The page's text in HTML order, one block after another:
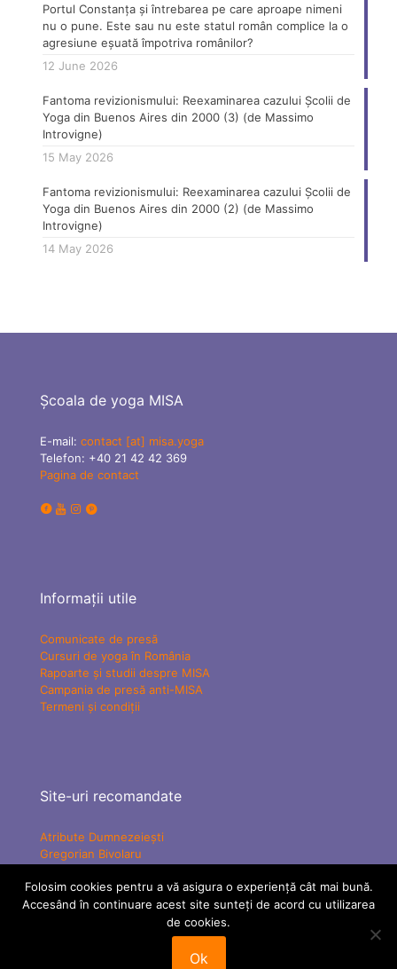
Portul Constanța și întrebarea pe care aproape nimeni
nu o pune. Este sau nu este statul român complice la o
agresiune eșuată împotriva românilor?
12 June 2026
Fantoma revizionismului: Reexaminarea cazului Școlii de
Yoga din Buenos Aires din 2000 (3) (de Massimo
Introvigne)
15 May 2026
Fantoma revizionismului: Reexaminarea cazului Școlii de
Yoga din Buenos Aires din 2000 (2) (de Massimo
Introvigne)
14 May 2026
Școala de yoga MISA
E-mail: contact [at] misa.yoga
Telefon: +40 21 42 42 369
Pagina de contact
Informații utile
Comunicate de presă
Cursuri de yoga în România
Rapoarte și studii despre MISA
Campania de presă anti-MISA
Termeni și condiții
Site-uri recomandate
Atribute Dumnezeiești
Gregorian Bivolaru
Mișcarea Charismatică Teofanică
Vindecare Spirituală
Folosim cookies pentru a vă asigura o experiență cât mai bună.
Accesând în continuare acest site sunteți de acord cu utilizarea
de cookies.
Ok